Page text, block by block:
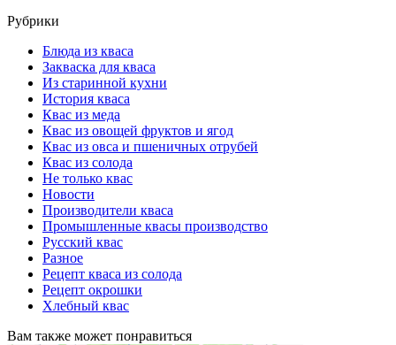
Рубрики
Блюда из кваса
Закваска для кваса
Из старинной кухни
История кваса
Квас из меда
Квас из овощей фруктов и ягод
Квас из овса и пшеничных отрубей
Квас из солода
Не только квас
Новости
Производители кваса
Промышленные квасы производство
Русский квас
Разное
Рецепт кваса из солода
Рецепт окрошки
Хлебный квас
Вам также может понравиться